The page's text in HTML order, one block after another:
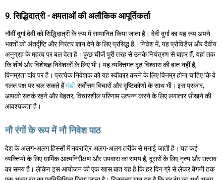
9. सिद्धिदात्री - क्षमताओं की अलौकिक आपूर्तिकर्ता
नौवीं दुर्गा देवी को सिद्धिदात्री के रूप में सम्मानित किया जाता है। देवी दुर्गा का यह रूप अपने
भक्तों को अंतर्दृष्टि और निरंतर ज्ञान देने के लिए प्रसिद्ध है। निवेश में, यह प्रोविडेंस और दैवीय
अनुग्रह के महत्व पर बल देता है। कुछ चीजें पूरी तरह से उनके नियंत्रण से बाहर हैं, यहां तक
कि शीर्ष और विशेषज्ञ निवेशकों के लिए भी। यह व्यक्तिगत दृढ़ विश्वास की बात नहीं है;
विनम्रता दांव पर है। प्रत्येक निवेशक को यह स्वीकार करने के लिए विनम्र होना चाहिए कि वे
गलत पक्ष पर चल सकते हैंमंडी सर्वोत्तम विचारों और दृष्टिकोणों के साथ भी। इस प्रकार,
आपको सतर्क रहने और बेहतर, विचारशील परिणाम उत्पन्न करने के लिए लगातार सीखने की
आवश्यकता है।
नौ रंगों के रूप में नौ निवेश पाठ
देश के अलग-अलग हिस्सों में नवरात्रि अलग-अलग तरीके से मनाई जाती है। यह कई
व्यक्तियों के लिए धार्मिक आत्मनिरीक्षण और उपवास का समय है, दूसरों के लिए नृत्य और उत्सव
का समय है। लेकिन इस आयोजन की एक खास बात यह है कि हर दिन ग्रे से लेकर बैंगनी तक